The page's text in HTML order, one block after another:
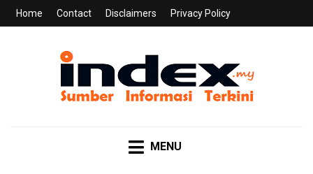
Home Contact Disclaimers Privacy Policy
MENU